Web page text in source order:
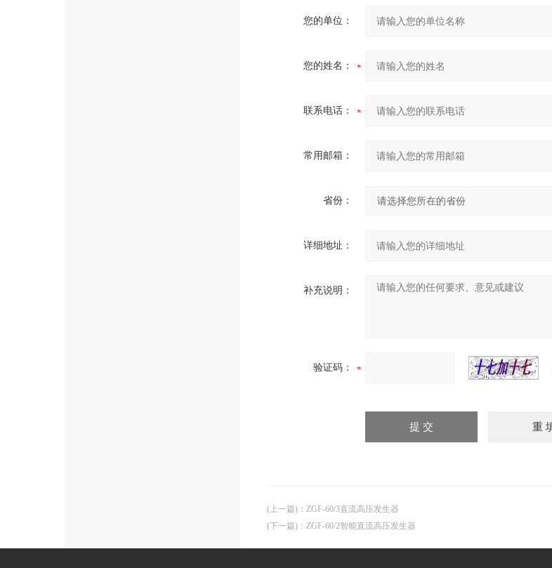
您的单位：
您的姓名：
联系电话：
常用邮箱：
省份：
详细地址：
补充说明：
验证码：
(上一篇) ： ZGF-60/3直流高压发生器
(下一篇) ： ZGF-60/2智能直流高压发生器